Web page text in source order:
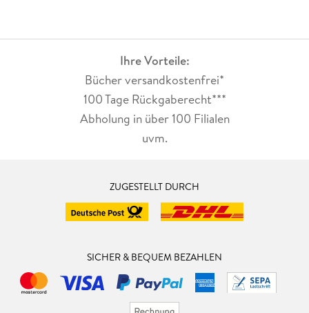
Ihre Vorteile:
Bücher versandkostenfrei*
100 Tage Rückgaberecht***
Abholung in über 100 Filialen
uvm.
ZUGESTELLT DURCH
SICHER & BEQUEM BEZAHLEN